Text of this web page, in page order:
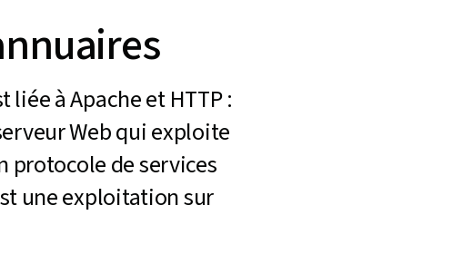
à Apache et HTTP :
Web qui exploite
protocole de services
une exploitation sur